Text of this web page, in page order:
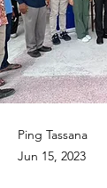
Ping Tassana
Jun 15, 2023